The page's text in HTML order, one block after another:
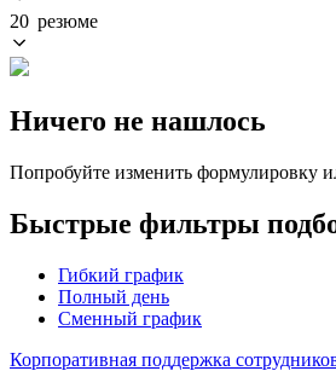
20 резюме
Ничего не нашлось
Попробуйте изменить формулировку
Быстрые фильтры
Гибкий график
Полный день
Сменный график
Корпоративная поддержка